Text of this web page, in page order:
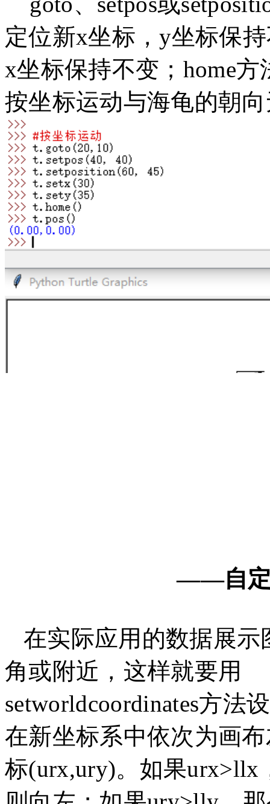
定位新x坐标，y坐标保
x坐标保持不变；home
按坐标运动与海龟的朝
——自
在实际应用的数据展示
角或附近，这样就要用
setworldcoordinates方法
在新坐标系中依次为画
标(urx,ury)。如果urx>llx